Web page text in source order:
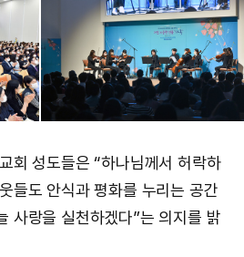
회 성도들은 “하나님께서 허락하
들도 안식과 평화를 누리는 공간
사랑을 실천하겠다”는 의지를 밝